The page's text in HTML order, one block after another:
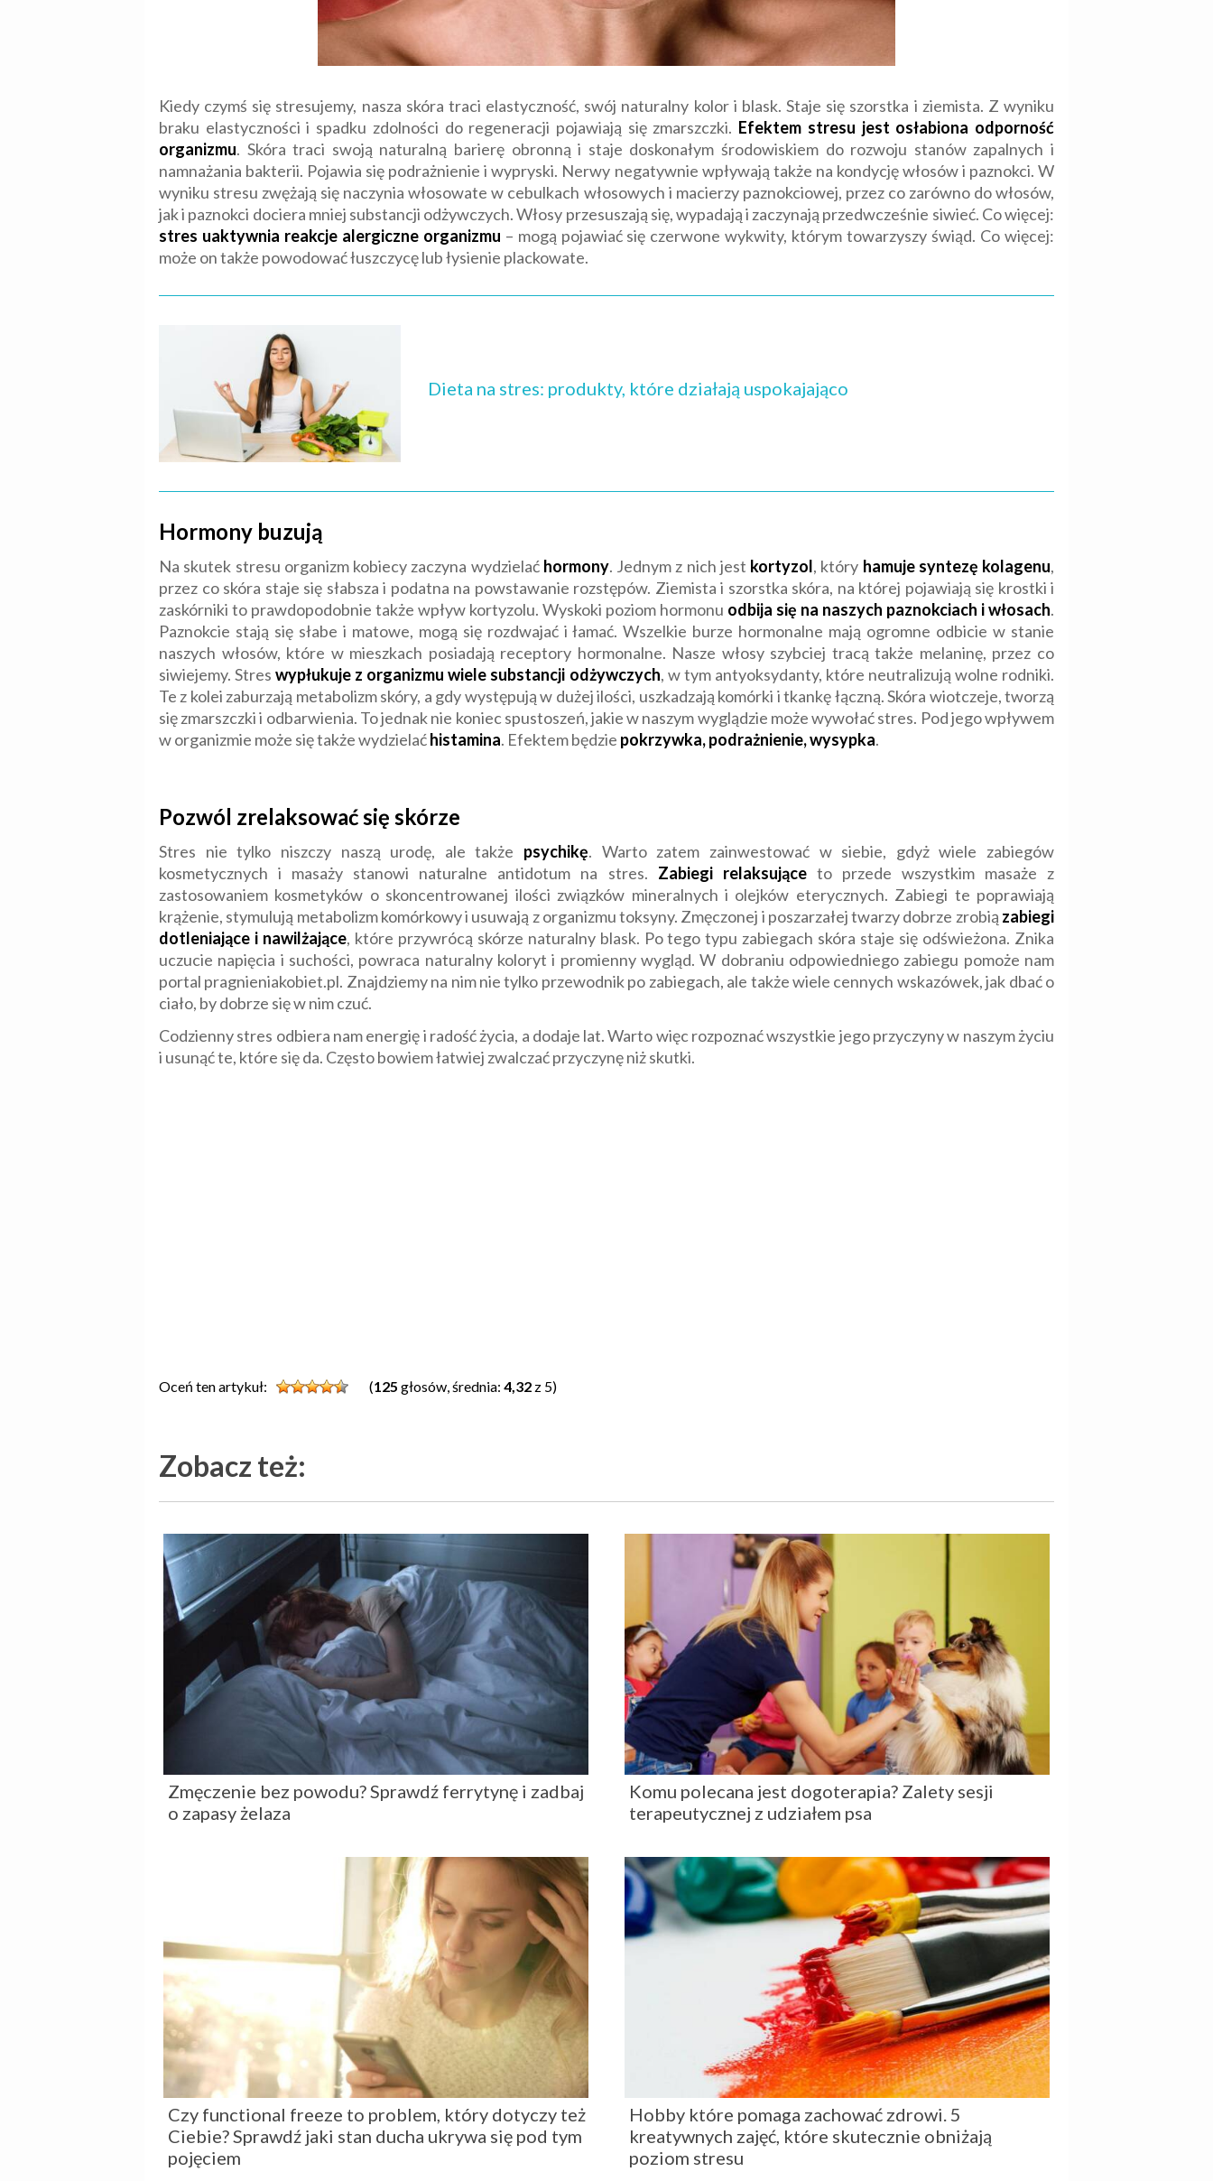
Kiedy czymś się stresujemy, nasza skóra traci elastyczność, swój naturalny kolor i blask. Staje się szorstka i ziemista. Z wyniku
braku elastyczności i spadku zdolności do regeneracji pojawiają się zmarszczki. Efektem stresu jest osłabiona odporność
organizmu. Skóra traci swoją naturalną barierę obronną i staje doskonałym środowiskiem do rozwoju stanów zapalnych i
namnażania bakterii. Pojawia się podrażnienie i wypryski. Nerwy negatywnie wpływają także na kondycję włosów i paznokci. W
wyniku stresu zwężają się naczynia włosowate w cebulkach włosowych i macierzy paznokciowej, przez co zarówno do włosów,
jak i paznokci dociera mniej substancji odżywczych. Włosy przesuszają się, wypadają i zaczynają przedwcześnie siwieć. Co więcej:
stres uaktywnia reakcje alergiczne organizmu – mogą pojawiać się czerwone wykwity, którym towarzyszy świąd. Co więcej:
może on także powodować łuszczycę lub łysienie plackowate.
Dieta na stres: produkty, które działają uspokajająco
Hormony buzują
Na skutek stresu organizm kobiecy zaczyna wydzielaćhormony. Jednym z nich jest kortyzol, który hamuje syntezę kolagenu,
przez co skóra staje się słabsza i podatna na powstawanie rozstępów. Ziemista i szorstka skóra, na której pojawiają się krostki i
zaskórniki to prawdopodobnie także wpływ kortyzolu. Wyskoki poziom hormonu odbija się na naszych paznokciach i włosach.
Paznokcie stają się słabe i matowe, mogą się rozdwajać i łamać. Wszelkie burze hormonalne mają ogromne odbicie w stanie
naszych włosów, które w mieszkach posiadają receptory hormonalne. Nasze włosy szybciej tracą także melaninę, przez co
siwiejemy. Stres wypłukuje z organizmu wiele substancji odżywczych, w tym antyoksydanty, które neutralizują wolne rodniki.
Te z kolei zaburzają metabolizm skóry, a gdy występują w dużej ilości, uszkadzają komórki i tkankę łączną. Skóra wiotczeje, tworzą
się zmarszczki i odbarwienia. To jednak nie koniec spustoszeń, jakie w naszym wyglądzie może wywołać stres. Pod jego wpływem
w organizmie może się także wydzielaćhistamina. Efektem będzie pokrzywka, podrażnienie, wysypka.
Pozwól zrelaksować się skórze
Stres nie tylko niszczy naszą urodę, ale także psychikę. Warto zatem zainwestować w siebie, gdyż wiele zabiegów
kosmetycznych i masaży stanowi naturalne antidotum na stres. Zabiegi relaksująceto przede wszystkim masaże z
zastosowaniem kosmetyków o skoncentrowanej ilości związków mineralnych i olejków eterycznych. Zabiegi te poprawiają
krążenie, stymulują metabolizm komórkowy i usuwają z organizmu toksyny. Zmęczonej i poszarzałej twarzy dobrze zrobią zabiegi
dotleniające i nawilżające, które przywrócą skórze naturalny blask. Po tego typu zabiegach skóra staje się odświeżona. Znika
uczucie napięcia i suchości, powraca naturalny koloryt i promienny wygląd. W dobraniu odpowiedniego zabiegu pomoże nam
portal pragnieniakobiet.pl. Znajdziemy na nim nie tylko przewodnik po zabiegach, ale także wiele cennych wskazówek, jak dbać o
ciało, by dobrze się w nim czuć.
Codzienny stres odbiera nam energię i radość życia, a dodaje lat. Warto więc rozpoznać wszystkie jego przyczyny w naszym życiu
i usunąć te, które się da. Często bowiem łatwiej zwalczać przyczynę niż skutki.
Oceń ten artykuł: (125 głosów, średnia: 4,32 z 5)
Zobacz też:
Zmęczenie bez powodu? Sprawdź ferrytynę i zadbaj
o zapasy żelaza
Komu polecana jest dogoterapia? Zalety sesji
terapeutycznej z udziałem psa
Czy functional freeze to problem, który dotyczy też
Ciebie? Sprawdź jaki stan ducha ukrywa się pod tym
pojęciem
Hobby które pomaga zachować zdrowi. 5
kreatywnych zajęć, które skutecznie obniżają
poziom stresu